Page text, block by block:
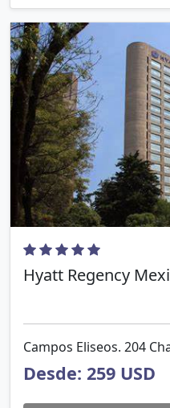
Hyatt Regency
Campos Eliseos. 204
Desde: 259 USD